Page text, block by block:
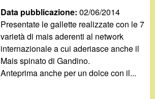
Data pubblicazione:02/06/2014
Presentate le gallette realizzate con le 7
varietà di mais aderenti al network
internazionale a cui aderiasce anche il
Mais spinato di Gandino.
Anteprima anche per un dolce con il...